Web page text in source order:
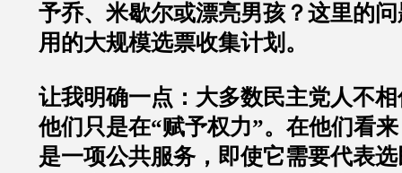
予乔、米歇尔或漂亮男孩？这里的
用的大规模选票收集计划。
让我明确一点：大多数民主党人不
他们只是在“赋予权力”。在他们看
是一项公共服务，即使它需要代表